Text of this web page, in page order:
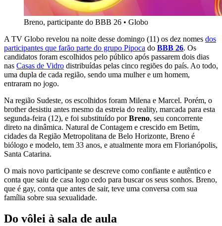
Breno, participante do BBB 26 • Globo
A TV Globo revelou na noite desse domingo (11) os dez nomes dos
participantes que farão parte do grupo Pipoca do BBB 26. Os
candidatos foram escolhidos pelo público após passarem dois dias
nas Casas de Vidro distribuídas pelas cinco regiões do país. Ao todo,
uma dupla de cada região, sendo uma mulher e um homem,
entraram no jogo.
Na região Sudeste, os escolhidos foram Milena e Marcel. Porém, o
brother desistiu antes mesmo da estreia do reality, marcada para esta
segunda-feira (12), e foi substituído porBreno, seu concorrente
direto na dinâmica. Natural de Contagem e crescido em Betim,
cidades da Região Metropolitana de Belo Horizonte, Breno é
biólogo e modelo, tem 33 anos, e atualmente mora em Florianópolis,
Santa Catarina.
O mais novo participante se descreve como confiante e autêntico e
conta que saiu de casa logo cedo para buscar os seus sonhos. Breno,
que é gay, conta que antes de sair, teve uma conversa com sua
família sobre sua sexualidade.
Do vôlei à sala de aula